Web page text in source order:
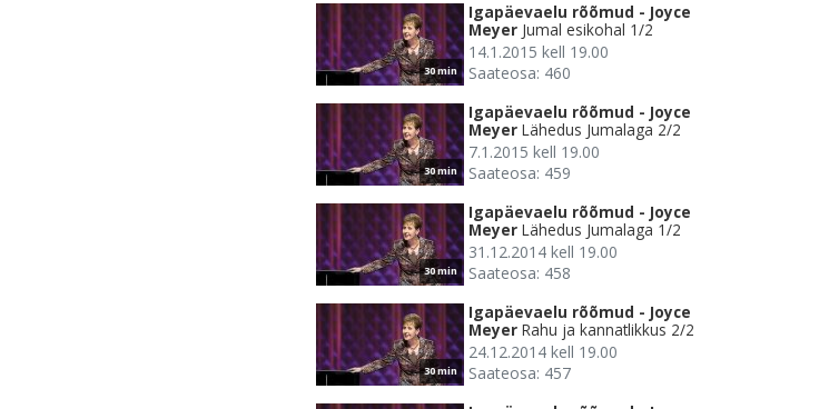
30 min
Igapäevaelu rõõmud - Joyce
Meyer Jumal esikohal 1/2
14.1.2015 kell 19.00
Saateosa: 460
30 min
Igapäevaelu rõõmud - Joyce
Meyer Lähedus Jumalaga 2/2
7.1.2015 kell 19.00
Saateosa: 459
30 min
Igapäevaelu rõõmud - Joyce
Meyer Lähedus Jumalaga 1/2
31.12.2014 kell 19.00
Saateosa: 458
30 min
Igapäevaelu rõõmud - Joyce
Meyer Rahu ja kannatlikkus 2/2
24.12.2014 kell 19.00
Saateosa: 457